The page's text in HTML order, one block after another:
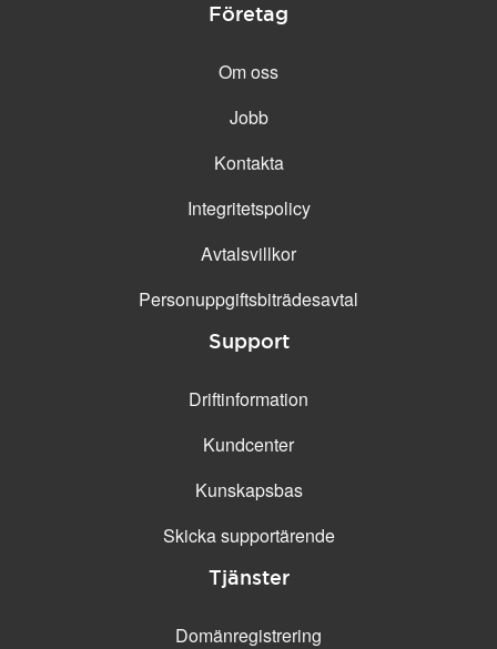
Företag
Om oss
Jobb
Kontakta
Integritetspolicy
Avtalsvillkor
Personuppgifts­biträdesavtal
Support
Driftinformation
Kundcenter
Kunskapsbas
Skicka supportärende
Tjänster
Domänregistrering